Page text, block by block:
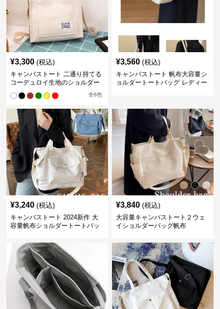
¥3,300 (税込)
キャンバストート 二通り持てる
コーデュロイ生地のショルダー
全6色
¥3,560 (税込)
キャンバストート 帆布大容量シ
ョルダートートバッグ レディー
¥3,240 (税込)
キャンバストート 2024新作 大
容量帆布ショルダートートバッ
¥3,840 (税込)
大容量キャンバストート２ウェ
イショルダーバッグ帆布